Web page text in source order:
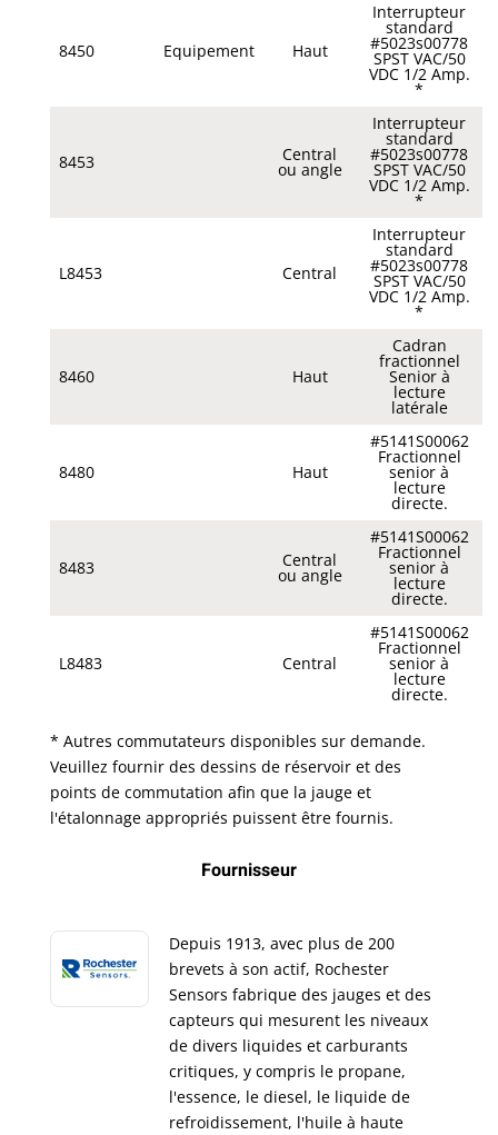
8450 Equipement Haut
Interrupteur
standard
#5023s00778
SPST VAC/50
VDC 1/2 Amp.
*
8453 Central
ou angle
Interrupteur
standard
#5023s00778
SPST VAC/50
VDC 1/2 Amp.
*
L8453 Central
Interrupteur
standard
#5023s00778
SPST VAC/50
VDC 1/2 Amp.
*
8460 Haut
Cadran
fractionnel
Senior à
lecture
latérale
8480 Haut
#5141S00062
Fractionnel
senior à
lecture
directe.
8483 Central
ou angle
#5141S00062
Fractionnel
senior à
lecture
directe.
L8483 Central
#5141S00062
Fractionnel
senior à
lecture
directe.
* Autres commutateurs disponibles sur demande.
Veuillez fournir des dessins de réservoir et des
points de commutation afin que la jauge et
l'étalonnage appropriés puissent être fournis.
Fournisseur
Depuis 1913, avec plus de 200
brevets à son actif, Rochester
Sensors fabrique des jauges et des
capteurs qui mesurent les niveaux
de divers liquides et carburants
critiques, y compris le propane,
l'essence, le diesel, le liquide de
refroidissement, l'huile à haute